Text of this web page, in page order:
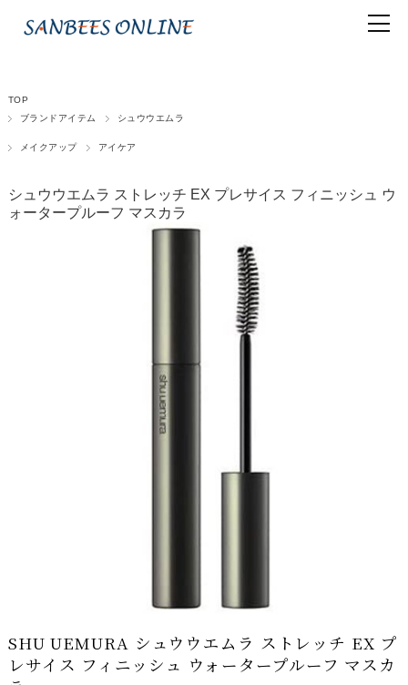
TOP
ブランドアイテム
シュウウエムラ
メイクアップ アイケア
シュウウエムラ ストレッチ EX プレサイス フィニッシュ ウ
ォータープルーフ マスカラ
SHU UEMURA シュウウエムラ ストレッチ EX プ
レサイス フィニッシュ ウォータープルーフ マスカ